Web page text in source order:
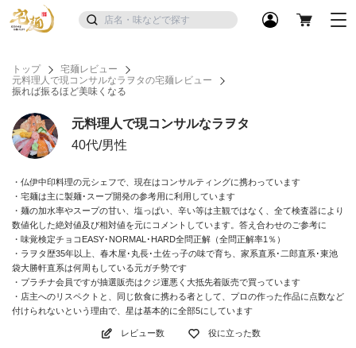
トップ
宅麺レビュー
元料理人で現コンサルなラヲタの宅麺レビュー
振れば振るほど美味くなる
元料理人で現コンサルなラヲタ
40代/男性
・仏伊中印料理の元シェフで、現在はコンサルティングに携わっています
・宅麺は主に製麺･スープ開発の参考用に利用しています
・麺の加水率やスープの甘い、塩っぱい、辛い等は主観ではなく、全て検査器により
数値化した絶対値及び相対値を元にコメントしています。答え合わせのご参考に
・味覚検定チョコEASY･NORMAL･HARD全問正解（全問正解率1％）
・ラヲタ歴35年以上、春木屋･丸長･土佐っ子の味で育ち、家系直系･二郎直系･東池
袋大勝軒直系は何周もしている元ガチ勢です
・プラチナ会員ですが抽選販売はクジ運悪く大抵先着販売で買っています
・店主へのリスペクトと、同じ飲食に携わる者として、プロの作った作品に点数など
付けられないという理由で、星は基本的に全部5にしています
レビュー数 役に立った数